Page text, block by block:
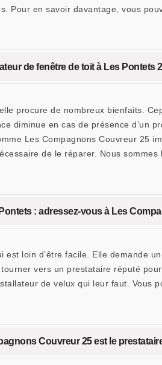
Pour en savoir davantage, vous
de fenêtre de toit à Les Pontets
procure de nombreux bienfaits.
diminue en cas de présence d’un
Les Compagnons Couvreur 25
de le réparer. Nous
: adressez-vous à Les
loin d’être facile. Elle demande
vers un prestataire réputé
de velux qui leur faut. Vous
Couvreur 25 est le